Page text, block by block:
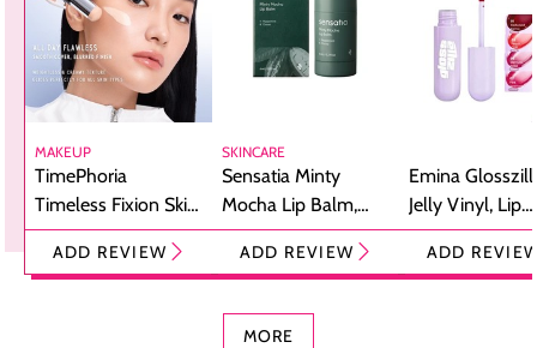
MAKEUP
TimePhoria
Timeless Fixion Skin
Tint Stick,
Foundation dan
ADD REVIEW
SKINCARE
Sensatia Minty
Mocha Lip Balm,
Pelembap Bibir
dengan Aroma
ADD REVIEW
Emina
Jelly Vinyl, Lip
Cream Glossy
Ringan
ADD
MORE